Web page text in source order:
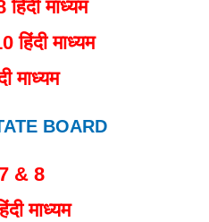
माध्यम
हिंदी माध्यम
माध्यम
BOARD
& 8
माध्यम